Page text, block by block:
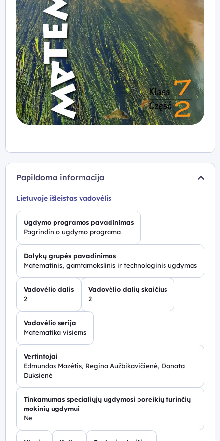
Papildoma informacija
Lietuvoje išleistas vadovėlis
Ugdymo programos pavadinimas
Pagrindinio ugdymo programa
Dalykų grupės pavadinimas
Matematinis, gamtamokslinis ir technologinis ugdymas
Vadovėlio dalis
2
Vadovėlio dalių skaičius
2
Vadovėlio serija
Matematika visiems
Vertintojai
Edmundas Mazėtis, Regina Aužbikavičienė, Donata
Duksienė
Tinkamumas specialiųjų ugdymosi poreikių turinčių
mokinių ugdymui
Ne